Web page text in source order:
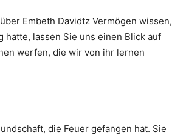
Embeth Davidtz Vermögen wissen,
hatte, lassen Sie uns einen Blick auf
werfen, die wir von ihr lernen
die Feuer gefangen hat. Sie